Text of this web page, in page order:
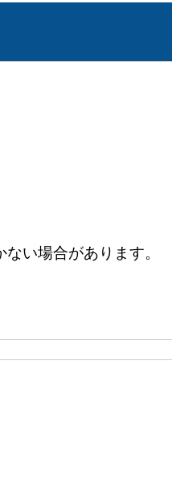
い場合があります。